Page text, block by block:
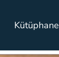
Kütüphane